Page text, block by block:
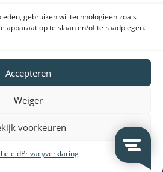
gebruiken wij technologieën zoals
apparaat op te slaan en/of te raadplegen.
Accepteren
Weiger
voorkeuren
Privacyverklaring